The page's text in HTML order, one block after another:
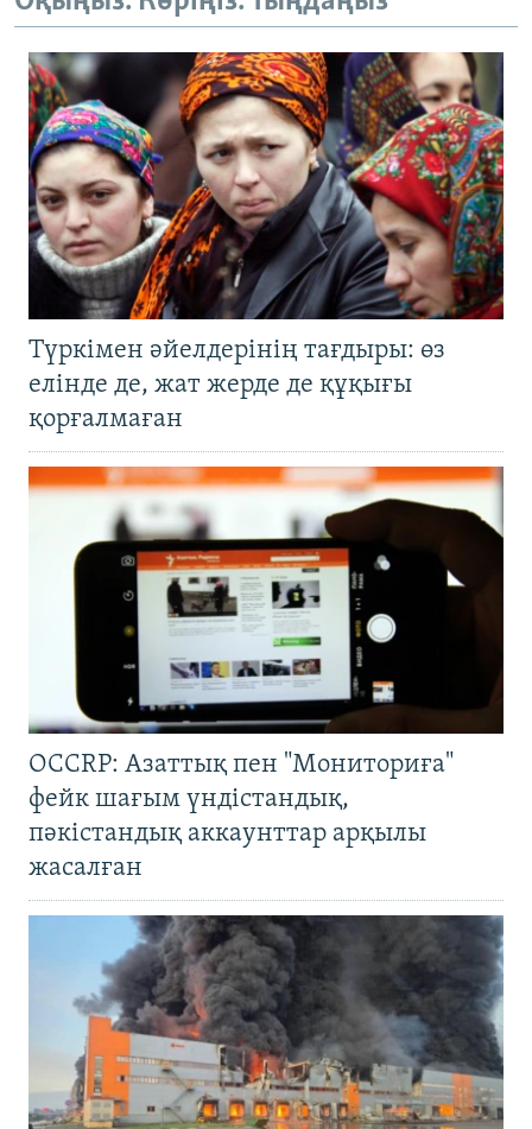
1080p
Түркімен әйелдерінің тағдыры: өз
елінде де, жат жерде де құқығы
қорғалмаған
OCCRP: Азаттық пен "Мониториға"
фейк шағым үндістандық,
пәкістандық аккаунттар арқылы
жасалған